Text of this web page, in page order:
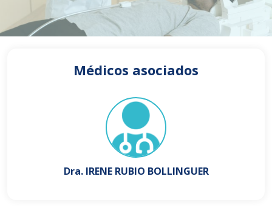
Médicos asociados
Dra. IRENE RUBIO BOLLINGUER